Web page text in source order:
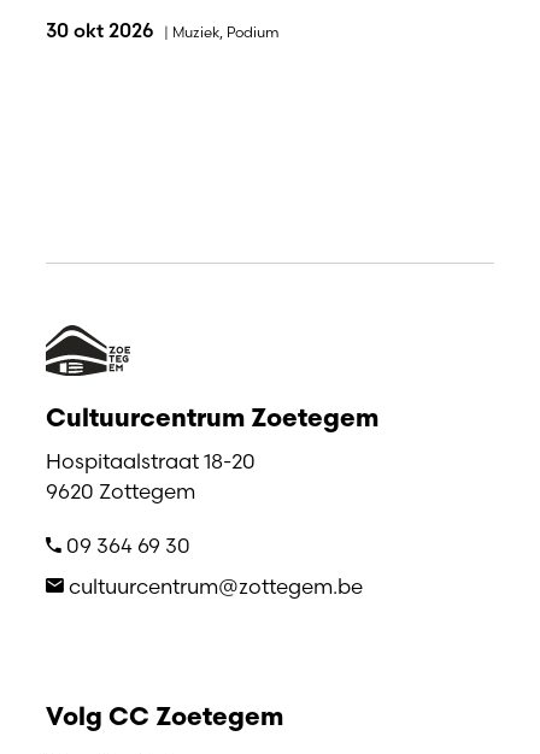
30 okt 2026 | Muziek, Podium
Cultuurcentrum Zoetegem
Hospitaalstraat 18-20
9620 Zottegem
09 364 69 30
cultuurcentrum@zottegem.be
Volg CC Zoetegem